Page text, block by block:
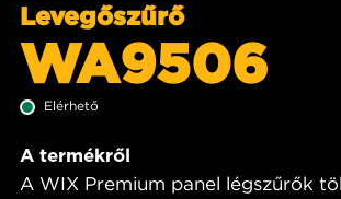
Levegőszűrő
WA9506
Elérhető
A termékről
A WIX Premium panel légszűrők